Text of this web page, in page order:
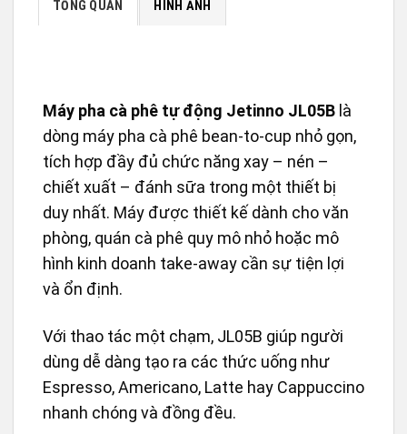
TỔNG QUAN HÌNH ẢNH
Máy pha cà phê tự động Jetinno JL05B là
dòng máy pha cà phê bean-to-cup nhỏ gọn,
tích hợp đầy đủ chức năng xay – nén –
chiết xuất – đánh sữa trong một thiết bị
duy nhất. Máy được thiết kế dành cho văn
phòng, quán cà phê quy mô nhỏ hoặc mô
hình kinh doanh take-away cần sự tiện lợi
và ổn định.
Với thao tác một chạm, JL05B giúp người
dùng dễ dàng tạo ra các thức uống như
Espresso, Americano, Latte hay Cappuccino
nhanh chóng và đồng đều.